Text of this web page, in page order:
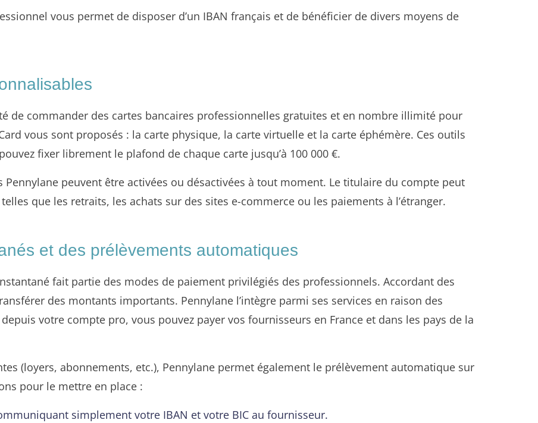
vous permet de disposer d’un IBAN français et de bénéficier de divers moyens de
de commander des cartes bancaires professionnelles gratuites et en nombre illimité pour
vous sont proposés : la carte physique, la carte virtuelle et la carte éphémère. Ces outils
fixer librement le plafond de chaque carte jusqu’à 100 000 €.
peuvent être activées ou désactivées à tout moment. Le titulaire du compte peut
que les retraits, les achats sur des sites e-commerce ou les paiements à l’étranger.
et des prélèvements automatiques
fait partie des modes de paiement privilégiés des professionnels. Accordant des
des montants importants. Pennylane l’intègre parmi ses services en raison des
votre compte pro, vous pouvez payer vos fournisseurs en France et dans les pays de la
(loyers, abonnements, etc.), Pennylane permet également le prélèvement automatique sur
pour le mettre en place :
simplement votre IBAN et votre BIC au fournisseur.